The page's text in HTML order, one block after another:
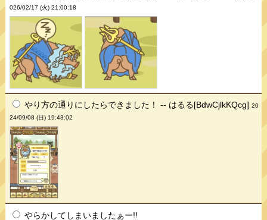
026/02/17 (火) 21:00:18
やり方の通りにしたらできました！ -- はるる[BdwCjlkKQcg]20
24/09/08 (日) 19:43:02
やらかしてしまいましたぁー!!